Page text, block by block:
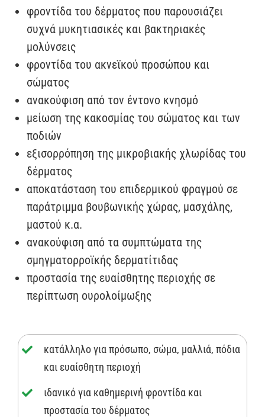
φροντίδα του δέρματος που παρουσιάζει
συχνά μυκητιασικές και βακτηριακές
μολύνσεις
φροντίδα του ακνεϊκού προσώπου και
σώματος
ανακούφιση από τον έντονο κνησμό
μείωση της κακοσμίας του σώματος και των
ποδιών
εξισορρόπηση της μικροβιακής χλωρίδας του
δέρματος
αποκατάσταση του επιδερμικού φραγμού σε
παράτριμμα βουβωνικής χώρας, μασχάλης,
μαστού κ.α.
ανακούφιση από τα συμπτώματα της
σμηγματορροϊκής δερματίτιδας
προστασία της ευαίσθητης περιοχής σε
περίπτωση ουρολοίμωξης
κατάλληλο για πρόσωπο, σώμα, μαλλιά, πόδια
και ευαίσθητη περιοχή
ιδανικό για καθημερινή φροντίδα και
προστασία του δέρματος